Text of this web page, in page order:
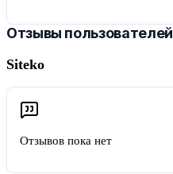
Отзывы пользователей
Siteko
Отзывов пока нет